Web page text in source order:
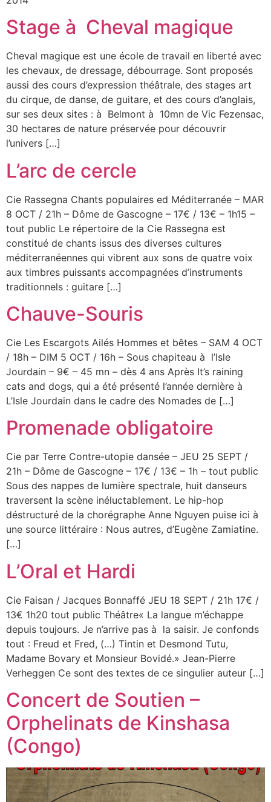
Stage à Cheval magique
Cheval magique est une école de travail en liberté avec
les chevaux, de dressage, débourrage. Sont proposés
aussi des cours d’expression théâtrale, des stages art
du cirque, de danse, de guitare, et des cours d’anglais,
sur ses deux sites : à Belmont à 10mn de Vic Fezensac,
30 hectares de nature préservée pour découvrir
l’univers […]
L’arc de cercle
Cie Rassegna Chants populaires ed Méditerranée – MAR
8 OCT / 21h – Dôme de Gascogne – 17€ / 13€ – 1h15 –
tout public Le répertoire de la Cie Rassegna est
constitué de chants issus des diverses cultures
méditerranéennes qui vibrent aux sons de quatre voix
aux timbres puissants accompagnées d’instruments
traditionnels : guitare […]
Chauve-Souris
Cie Les Escargots Ailés Hommes et bêtes – SAM 4 OCT
/ 18h – DIM 5 OCT / 16h – Sous chapiteau à l’Isle
Jourdain – 9€ – 45 mn – dès 4 ans Après It’s raining
cats and dogs, qui a été présenté l’année dernière à
L’Isle Jourdain dans le cadre des Nomades de […]
Promenade obligatoire
Cie par Terre Contre-utopie dansée – JEU 25 SEPT /
21h – Dôme de Gascogne – 17€ / 13€ – 1h – tout public
Sous des nappes de lumière spectrale, huit danseurs
traversent la scène inéluctablement. Le hip-hop
déstructuré de la chorégraphe Anne Nguyen puise ici à
une source littéraire : Nous autres, d’Eugène Zamiatine.
[…]
L’Oral et Hardi
Cie Faisan / Jacques Bonnaffé JEU 18 SEPT / 21h 17€ /
13€ 1h20 tout public Théâtre« La langue m’échappe
depuis toujours. Je n’arrive pas à la saisir. Je confonds
tout : Freud et Fred, (…) Tintin et Desmond Tutu,
Madame Bovary et Monsieur Bovidé.» Jean-Pierre
Verheggen Ce sont des textes de ce singulier auteur […]
Concert de Soutien –
Orphelinats de Kinshasa
(Congo)